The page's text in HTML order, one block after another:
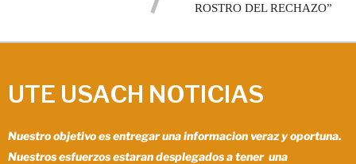
ROSTRO DEL RECHAZO”
UTE USACH NOTICIAS
Nuestro objetivo es entregar una informacion veraz y oportuna.
Nuestros esfuerzos estaran desplegados a tener una